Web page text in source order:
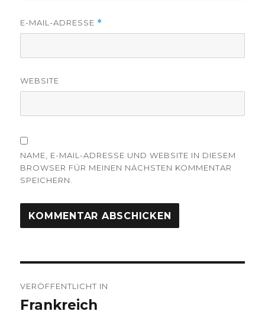
E-MAIL-ADRESSE *
WEBSITE
NAME, E-MAIL-ADRESSE UND WEBSITE IN DIESEM
BROWSER FÜR MEINEN NÄCHSTEN KOMMENTAR
SPEICHERN.
VERÖFFENTLICHT IN
Frankreich